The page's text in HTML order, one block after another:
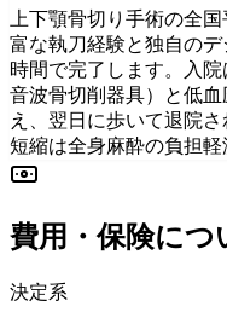
初診相談を予約
初診相談を予約
上下顎骨切り手術の全
富な執刀経験と独自の
時間で完了します。入院
音波骨切削器具）と低
え、翌日に歩いて退院
短縮は全身麻酔の負担軽
費用・保険につ
決定系